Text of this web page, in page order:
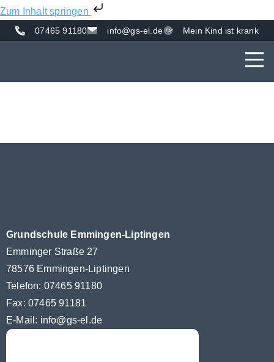
Zum Inhalt springen
07465 91180 info@gs-el.de Mein Kind ist krank
Grundschule Emmingen-Liptingen
Emminger Straße 27
78576 Emmingen-Liptingen
Telefon: 07465 91180
Fax: 07465 91181
E-Mail: info@gs-el.de